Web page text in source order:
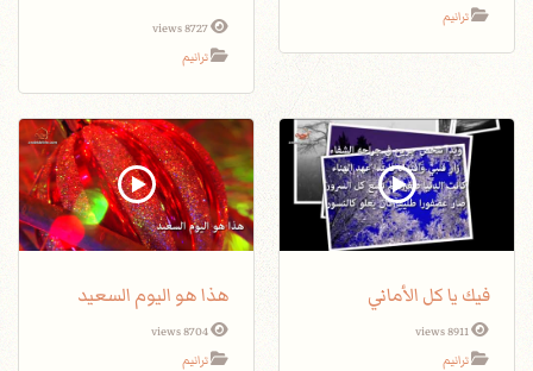
ترانيم
8727 views
ترانيم
فيك يا كل الأماني
8911 views
ترانيم
هذا هو اليوم السعيد
8704 views
ترانيم